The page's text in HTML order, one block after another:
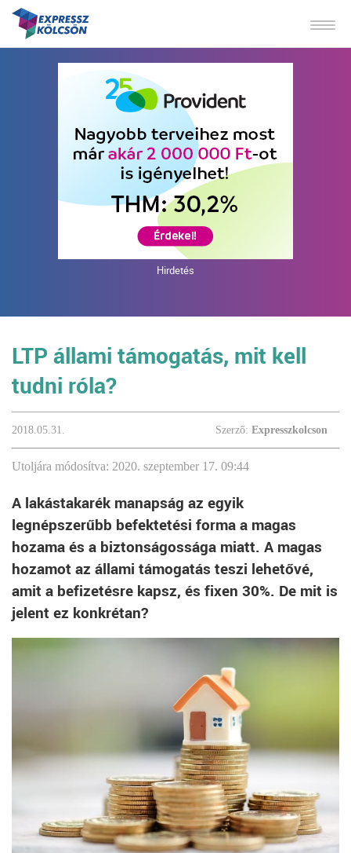
Hirdetés
LTP állami támogatás, mit kell
tudni róla?
2018.05.31. Szerző: Expresszkolcson
Utoljára módosítva: 2020. szeptember 17. 09:44
A lakástakarék manapság az egyik
legnépszerűbb befektetési forma a magas
hozama és a biztonságossága miatt. A magas
hozamot az állami támogatás teszi lehetővé,
amit a befizetésre kapsz, és fixen 30%. De mit is
jelent ez konkrétan?